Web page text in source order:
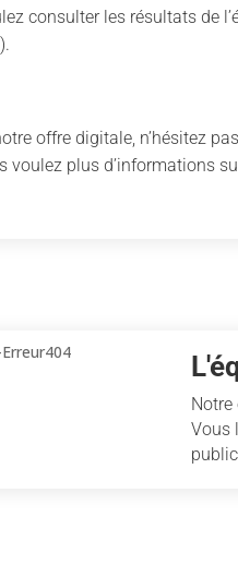
consulter les résultats de
offre digitale, n’hésitez
voulez plus d’informations
Vous